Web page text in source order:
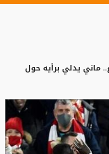
ماني يدلي برأيه حول